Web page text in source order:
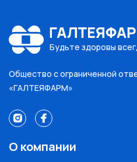
Будьте здоровы
Общество с ограниченной
«ГАЛТЕЯФАРМ»
О компании